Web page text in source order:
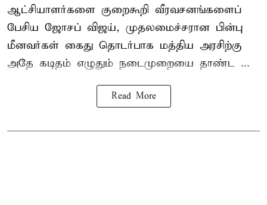
ஆட்சியாளர்களை குறைகூறி வீரவசனங்களைப்
பேசிய ஜோசப் விஜய், முதலமைச்சரான பின்பு
மீனவர்கள் கைது தொடர்பாக மத்திய அரசிற்கு
அதே கடிதம் எழுதும் நடைமுறையை தாண்ட ...
Read More